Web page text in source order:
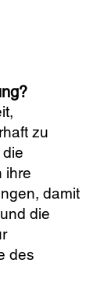
zu
ihre
damit
die
des